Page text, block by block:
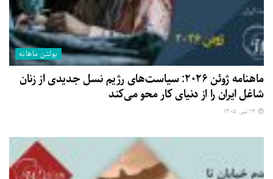
بولتن ماهانه
ماهنامه ژوئن ۲۰۲۶: سیاست‌های رژیم نسل جدیدی از زنان
شاغل ایران را از دنیای کار محو می‌کند